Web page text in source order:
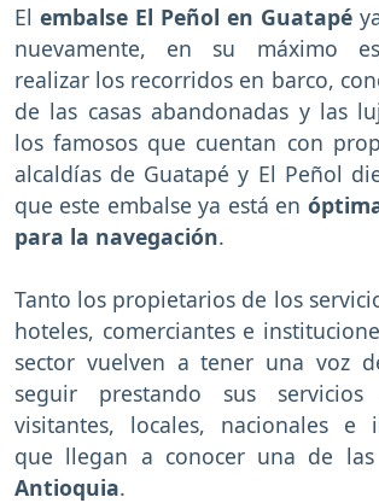
El embalse El Peñol en Guatapé
nuevamente, en su máximo
realizar los recorridos en barco,
de las casas abandonadas y las
los famosos que cuentan con
alcaldías de Guatapé y El Peñol
que este embalse ya está en
para la navegación.
Tanto los propietarios de los
hoteles, comerciantes e
sector vuelven a tener una voz
seguir prestando sus
visitantes, locales, nacionales e
que llegan a conocer una de
Antioquia.